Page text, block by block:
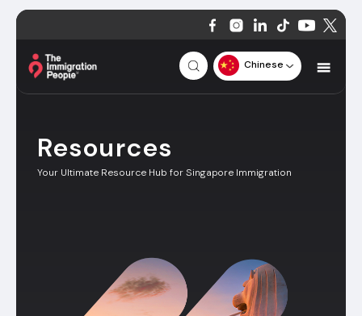
Chinese
Resources
Your Ultimate Resource Hub for Singapore Immigration